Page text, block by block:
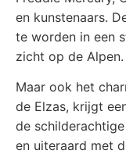
en kunstenaars.
te worden in een
zicht op de Alpen.
Maar ook het
de Elzas, krijgt
de
en uiteraard met